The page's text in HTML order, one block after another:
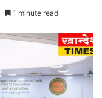
1 minute read